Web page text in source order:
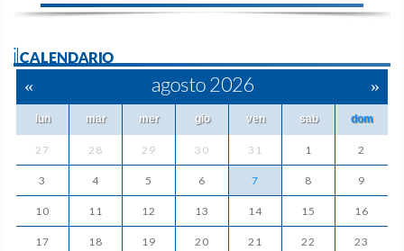
ilCALENDARIO
« agosto 2026 »
lun mar mer gio ven sab dom
27 28 29 30 31 1 2
3 4 5 6 7 8 9
10 11 12 13 14 15 16
17 18 19 20 21 22 23